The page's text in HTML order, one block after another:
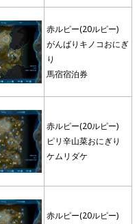
赤ルピー(20ルピー)
がんばりキノコおにぎ
り
馬宿宿泊券
赤ルピー(20ルピー)
ピリ辛山菜おにぎり
ケムリダケ
赤ルピー(20ルピー)